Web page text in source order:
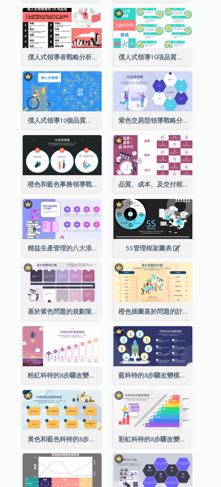
僕人式領導者戰略分析的10項品質 僕人式領導10項品質彩色圖解
僕人式領導10個品質環型圖解 紫色交易型領導戰略分析
橙色和藍色事務領導戰略分析 品質、成本、及交付框架結構
精益生產管理的八大浪費 5S管理框架圖表
基於紫色問題的規劃策略分析 橙色插圖基於問題的計劃策略分析
粉紅科特的8步驟改變模式戰略分析 藍科特的8步驟改變模式戰略分析
黃色和藍色科特的8步驟改變模式戰略分析 彩虹科特的8步驟改變模式戰略分析